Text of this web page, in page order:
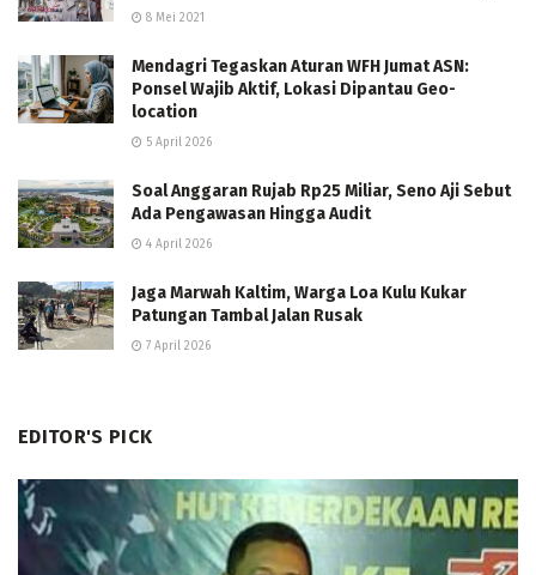
8 Mei 2021
Mendagri Tegaskan Aturan WFH Jumat ASN:
Ponsel Wajib Aktif, Lokasi Dipantau Geo-
location
5 April 2026
Soal Anggaran Rujab Rp25 Miliar, Seno Aji Sebut
Ada Pengawasan Hingga Audit
4 April 2026
Jaga Marwah Kaltim, Warga Loa Kulu Kukar
Patungan Tambal Jalan Rusak
7 April 2026
EDITOR'S PICK